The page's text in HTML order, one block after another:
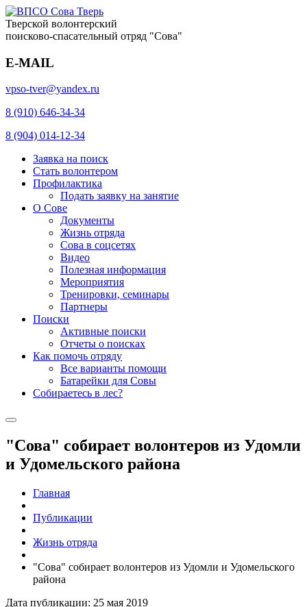
Тверской волонтерский
поисково-спасательный отряд "Сова"
E-MAIL
vpso-tver@yandex.ru
8 (910) 646-34-34
8 (904) 014-12-34
Заявка на поиск
Стать волонтером
Профилактика
Подать заявку на занятие
О Сове
Документы
Жизнь отряда
Сова в соцсетях
Видео
Полезная информация
Мероприятия
Тренировки, семинары
Партнеры
Поиски
Активные поиски
Отчеты о поисках
Как помочь отряду
Все варианты помощи
Батарейки для Совы
Собираетесь в лес?
"Сова" собирает волонтеров из Удомли
и Удомельского района
Главная
Публикации
Жизнь отряда
"Сова" собирает волонтеров из Удомли и Удомельского
района
Дата публикации: 25 мая 2019